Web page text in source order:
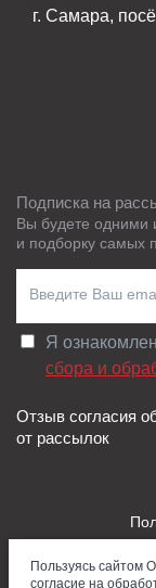
г. Самара,
Подписка на
Вы будете одними
и подборку самых
Я
сбора и
Отзыв согласия
от рассылок
Пользуясь
согласие на